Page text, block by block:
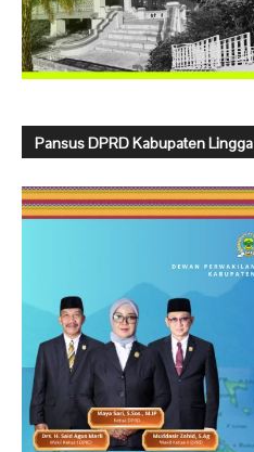
Pansus DPRD Kabupaten Lingga